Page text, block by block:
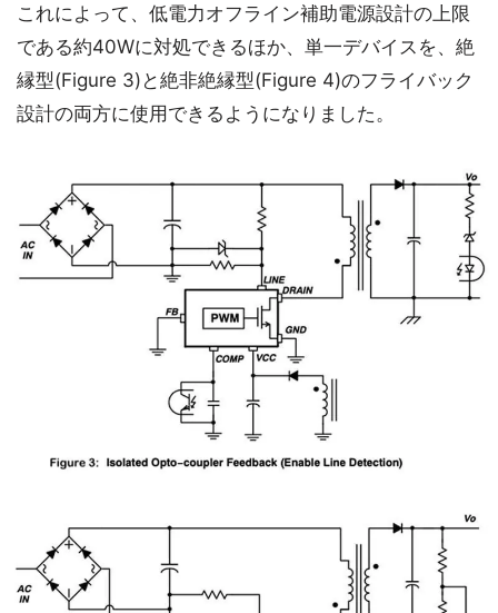
これによって、低電力オフライン補助電源設計の上限
である約40Wに対処できるほか、単一デバイスを、絶
縁型(Figure 3)と絶非絶縁型(Figure 4)のフライバック
設計の両方に使用できるようになりました。